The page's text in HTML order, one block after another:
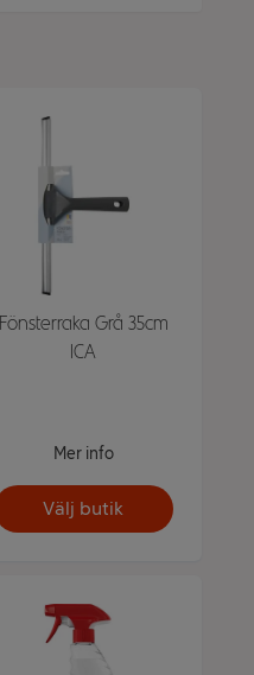
Fönsterraka Grå 35cm
ICA
Mer info
Välj butik